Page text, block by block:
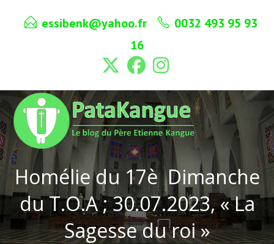
essibenk@yahoo.fr
0032 493 95 93
16
Homélie du 17è Dimanche
du T.O.A ; 30.07.2023, « La
Sagesse du roi »